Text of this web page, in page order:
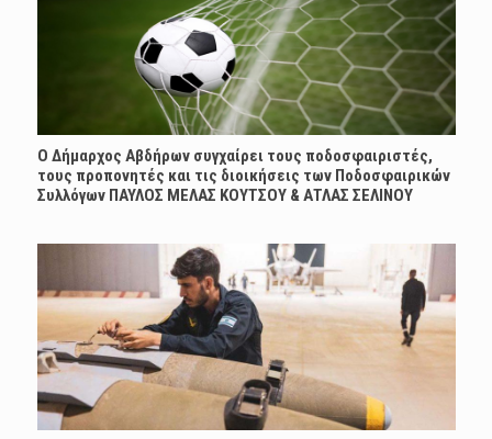
Ο Δήμαρχος Αβδήρων συγχαίρει τους ποδοσφαιριστές,
τους προπονητές και τις διοικήσεις των Ποδοσφαιρικών
Συλλόγων ΠΑΥΛΟΣ ΜΕΛΑΣ ΚΟΥΤΣΟΥ & ΑΤΛΑΣ ΣΕΛΙΝΟΥ